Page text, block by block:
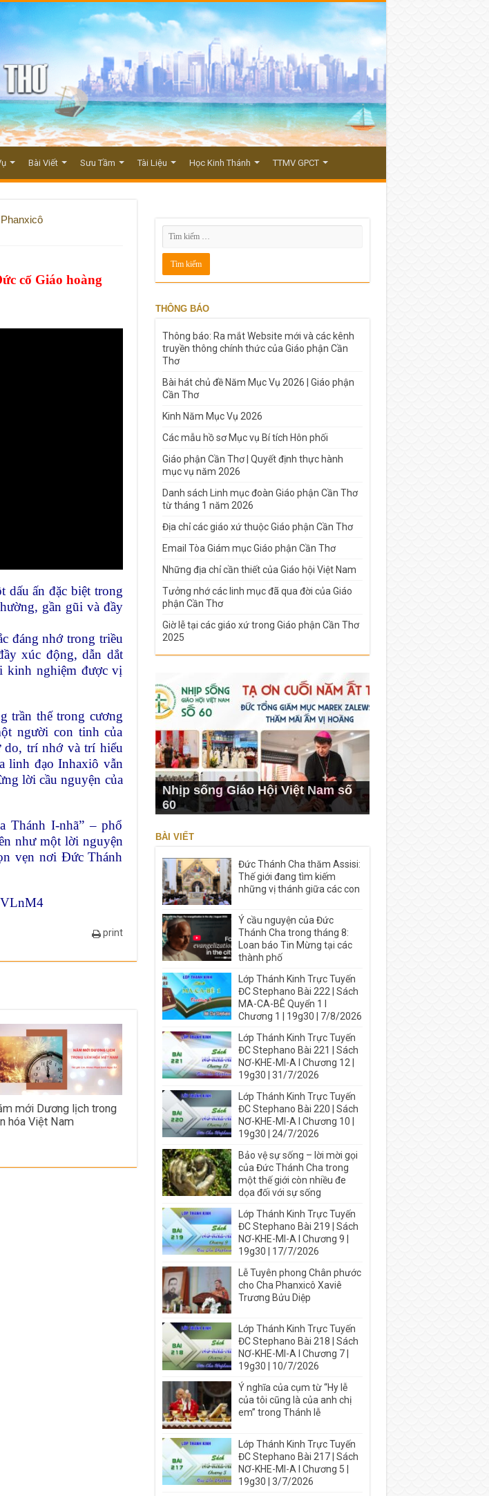
Bài Viết Sưu Tầm Tài Liệu Học Kinh Thánh TTMV GPCT
cố Giáo hoàng
dấu ấn đặc biệt trong
gần gũi và đầy
đáng nhớ trong triều
xúc động, dẫn dắt
kinh nghiệm được vị
trần thế trong cương
người con tinh của
do, trí nhớ và trí hiểu
linh đạo Inhaxiô vẫn
lời cầu nguyện của
Thánh I-nhã” – phổ
như một lời nguyện
vẹn nơi Đức Thánh
print
mới Dương lịch trong
hóa Việt Nam
THÔNG BÁO
Thông báo: Ra mắt Website mới và các kênh
truyền thông chính thức của Giáo phận Cần
Thơ
Bài hát chủ đề Năm Mục Vụ 2026 | Giáo phận
Cần Thơ
Kinh Năm Mục Vụ 2026
Các mẫu hồ sơ Mục vụ Bí tích Hôn phối
Giáo phận Cần Thơ | Quyết định thực hành
mục vụ năm 2026
Danh sách Linh mục đoàn Giáo phận Cần Thơ
từ tháng 1 năm 2026
Địa chỉ các giáo xứ thuộc Giáo phận Cần Thơ
Email Tòa Giám mục Giáo phận Cần Thơ
Những địa chỉ cần thiết của Giáo hội Việt Nam
Tưởng nhớ các linh mục đã qua đời của Giáo
phận Cần Thơ
Giờ lễ tại các giáo xứ trong Giáo phận Cần Thơ
2025
Nhịp sống Giáo Hội Việt Nam số
60
BÀI VIẾT
Đức Thánh Cha thăm Assisi:
Thế giới đang tìm kiếm
những vị thánh giữa các con
Ý cầu nguyện của Đức
Thánh Cha trong tháng 8:
Loan báo Tin Mừng tại các
thành phố
Lớp Thánh Kinh Trực Tuyến
ĐC Stephano Bài 222 | Sách
MA-CA-BÊ Quyển 1 I
Chương 1 | 19g30 | 7/8/2026
Lớp Thánh Kinh Trực Tuyến
ĐC Stephano Bài 221 | Sách
NƠ-KHE-MI-A I Chương 12 |
19g30 | 31/7/2026
Lớp Thánh Kinh Trực Tuyến
ĐC Stephano Bài 220 | Sách
NƠ-KHE-MI-A I Chương 10 |
19g30 | 24/7/2026
Bảo vệ sự sống – lời mời gọi
của Đức Thánh Cha trong
một thế giới còn nhiều đe
dọa đối với sự sống
Lớp Thánh Kinh Trực Tuyến
ĐC Stephano Bài 219 | Sách
NƠ-KHE-MI-A I Chương 9 |
19g30 | 17/7/2026
Lễ Tuyên phong Chân phước
cho Cha Phanxicô Xaviê
Trương Bửu Diệp
Lớp Thánh Kinh Trực Tuyến
ĐC Stephano Bài 218 | Sách
NƠ-KHE-MI-A I Chương 7 |
19g30 | 10/7/2026
Ý nghĩa của cụm từ “Hy lễ
của tôi cũng là của anh chị
em” trong Thánh lễ
Lớp Thánh Kinh Trực Tuyến
ĐC Stephano Bài 217 | Sách
NƠ-KHE-MI-A I Chương 5 |
19g30 | 3/7/2026